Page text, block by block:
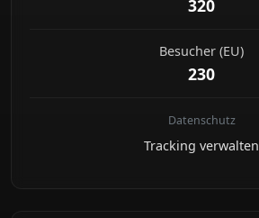
320
Besucher (EU)
230
Datenschutz
Tracking verwalten